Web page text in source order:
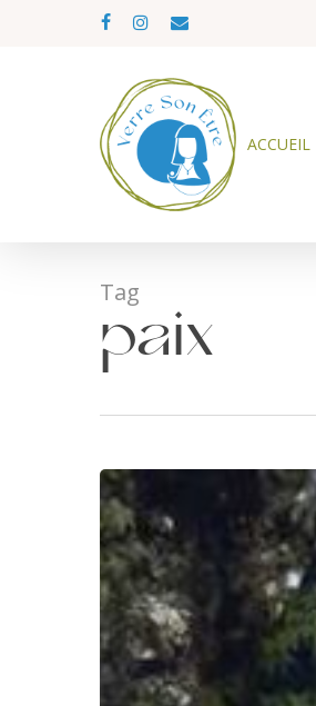
facebookinstagram
email
ACCUEIL
Tag
paix